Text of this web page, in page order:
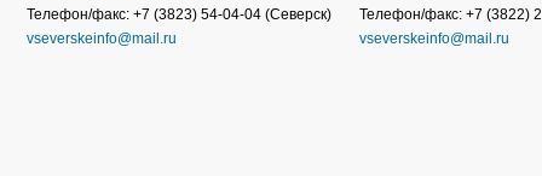
Телефон/факс: +7 (3823) 54-04-04 (Северск)
vseverskeinfo@mail.ru
Телефон/факс: +7 (3822)
vseverskeinfo@mail.ru